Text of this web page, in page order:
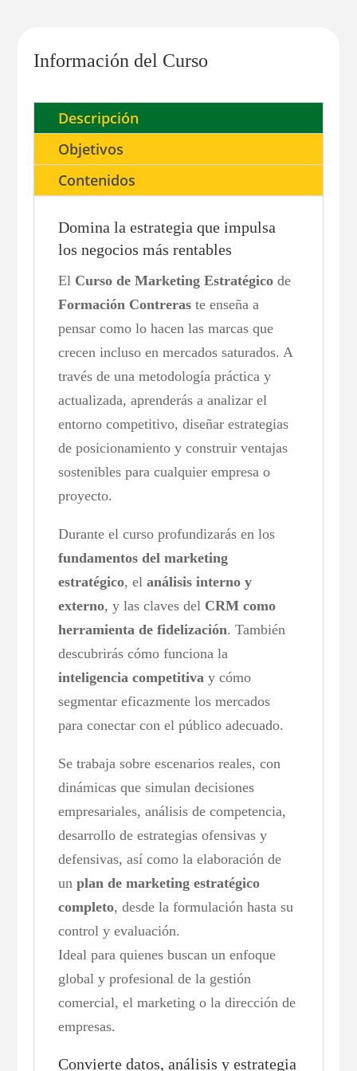
Información del Curso
Descripción
Objetivos
Contenidos
Domina la estrategia que impulsa
los negocios más rentables
El Curso de Marketing Estratégico de
Formación Contreras te enseña a
pensar como lo hacen las marcas que
crecen incluso en mercados saturados. A
través de una metodología práctica y
actualizada, aprenderás a analizar el
entorno competitivo, diseñar estrategias
de posicionamiento y construir ventajas
sostenibles para cualquier empresa o
proyecto.
Durante el curso profundizarás en los
fundamentos del marketing
estratégico, elanálisis interno y
externo, y las claves del CRM como
herramienta de fidelización. También
descubrirás cómo funciona la
inteligencia competitiva y cómo
segmentar eficazmente los mercados
para conectar con el público adecuado.
Se trabaja sobre escenarios reales, con
dinámicas que simulan decisiones
empresariales, análisis de competencia,
desarrollo de estrategias ofensivas y
defensivas, así como la elaboración de
unplan de marketing estratégico
completo, desde la formulación hasta su
control y evaluación.
Ideal para quienes buscan un enfoque
global y profesional de la gestión
comercial, el marketing o la dirección de
empresas.
Convierte datos, análisis y estrategia